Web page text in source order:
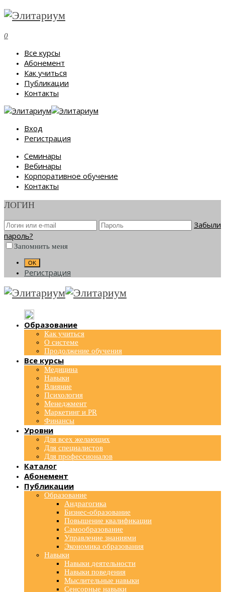
0
Все курсы
Абонемент
Как учиться
Публикации
Контакты
Вход
Регистрация
Семинары
Вебинары
Корпоративное обучение
Контакты
ЛОГИН
Забыли
пароль?
Запомнить меня
Регистрация
Образование
Как учиться
О системе
Продолжение обучения
Все курсы
Медицина
Навыки
Влияние
Психология
Менеджмент
Маркетинг и PR
Финансы
Уровни
Для всех желающих
Для специалистов
Для профессионалов
Каталог
Абонемент
Публикации
Образование
Андрагогика
Бизнес-образование
Повышение квалификации
Самообразование
Управление знаниями
Экономика образования
Навыки
Навыки деятельности
Навыки поведения
Мыслительные навыки
Сенсорные навыки